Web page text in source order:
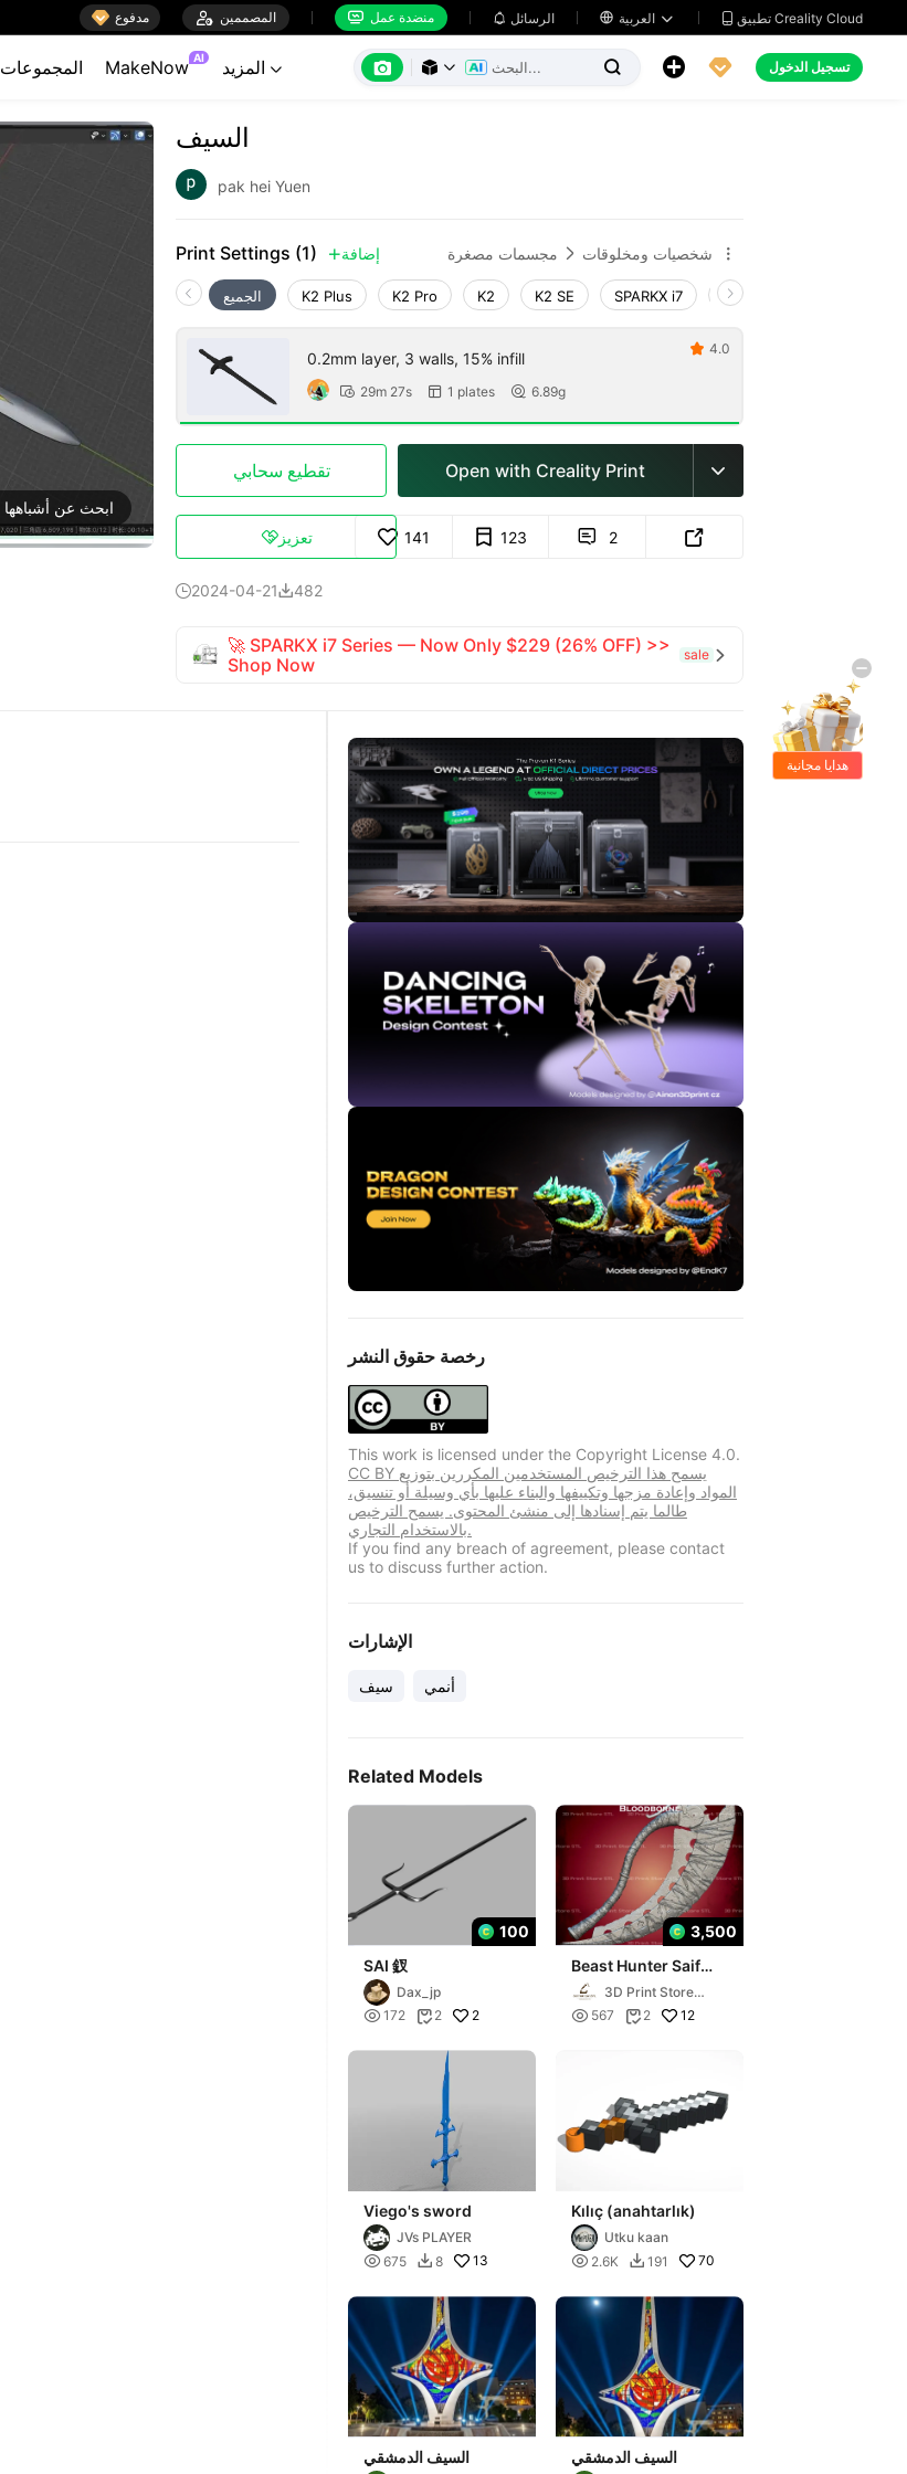
 مدفوع  المصممين  منضدة عمل  الرسائل    تطبيق Creality Cloud
المجموعات MakeNow AI
       تسجيل الدخول
ابحث عن أشباهها
السيف
pak hei Yuen
Print Settings (1)  إضافة مجسمات مصغرة  شخصيات ومخلوقات 
الجميع K2 Plus K2 Pro K2 K2 SE SPARKX i7 Creality Hi
0.2mm layer, 3 walls, 15% infill
 29m 27s  1 plates  6.89g
 4.0
تقطيع سحابي Open with Creality Print 
تعزيز 141 123  2 
2024-04-21482
🚀 SPARKX i7 Series — Now Only $229 (26% OFF) >>
Shop Now
sale 
رخصة حقوق النشر
This work is licensed under the Copyright License 4.0.
CC BY يسمح هذا الترخيص المستخدمين المكررين بتوزيع
المواد وإعادة مزجها وتكييفها والبناء عليها بأي وسيلة أو تنسيق،
طالما يتم إسنادها إلى منشئ المحتوى. يسمح الترخيص
بالاستخدام التجاري.
If you find any breach of agreement, please contact
us to discuss further action.
الإشارات
سيف أنمي
Related Models
100
SAI 釵
Dax_jp
 172  2 2
3,500
Beast Hunter Saif
Cosplay Bloodborne
- STL File3D Print Store
STL
 567  2 12
Viego's sword
JVs PLAYER
 675  8 13
Kılıç (anahtarlık)
Utku kaan
 2.6K  191 70
السيف الدمشقي السيف الدمشقي
هدايا مجانية